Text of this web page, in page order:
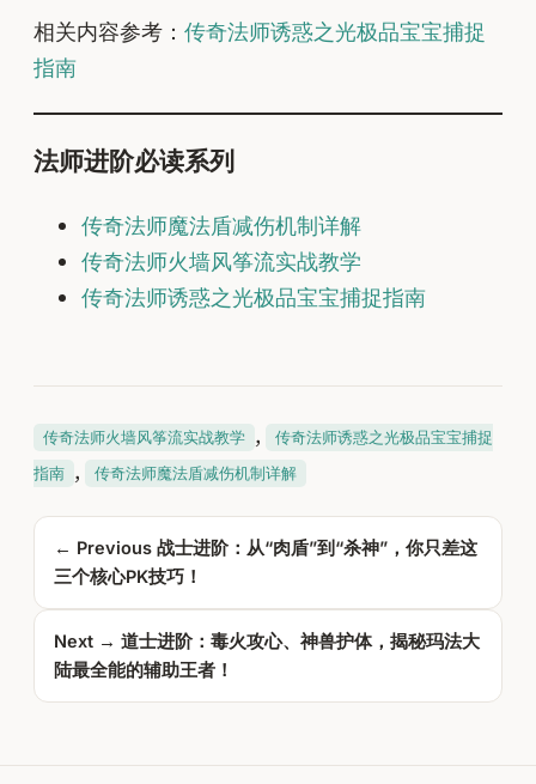
相关内容参考： 传奇法师诱惑之光极品宝宝捕捉
指南
法师进阶必读系列
传奇法师魔法盾减伤机制详解
传奇法师火墙风筝流实战教学
传奇法师诱惑之光极品宝宝捕捉指南
传奇法师火墙风筝流实战教学 ,
传奇法师诱惑之光极品宝宝捕捉
指南 , 传奇法师魔法盾减伤机制详解
← Previous 战士进阶：从“肉盾”到“杀神”，你只差这
三个核心PK技巧！
Next → 道士进阶：毒火攻心、神兽护体，揭秘玛法大
陆最全能的辅助王者！